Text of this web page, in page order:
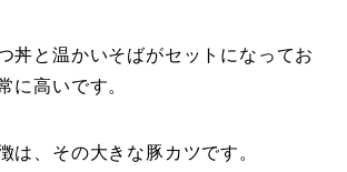
丼と温かいそばがセットになってお
に高いです。
は、その大きな豚カツです。